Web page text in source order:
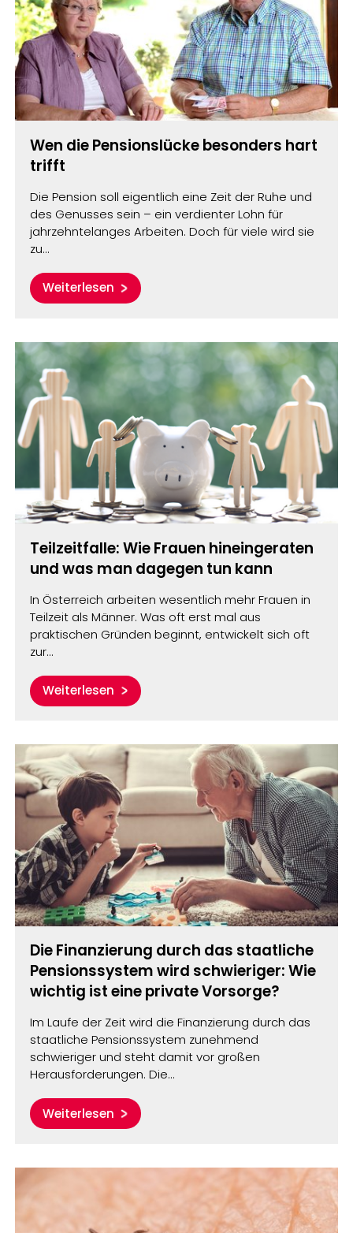
Wen die Pensionslücke besonders hart
trifft
Die Pension soll eigentlich eine Zeit der Ruhe und
des Genusses sein – ein verdienter Lohn für
jahrzehntelanges Arbeiten. Doch für viele wird sie
zu…
Weiterlesen
Teilzeitfalle: Wie Frauen hineingeraten
und was man dagegen tun kann
In Österreich arbeiten wesentlich mehr Frauen in
Teilzeit als Männer. Was oft erst mal aus
praktischen Gründen beginnt, entwickelt sich oft
zur…
Weiterlesen
Die Finanzierung durch das staatliche
Pensionssystem wird schwieriger: Wie
wichtig ist eine private Vorsorge?
Im Laufe der Zeit wird die Finanzierung durch das
staatliche Pensionssystem zunehmend
schwieriger und steht damit vor großen
Herausforderungen. Die…
Weiterlesen